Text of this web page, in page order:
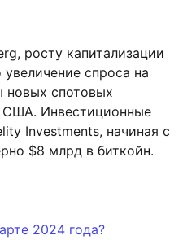
росту капитализации
спроса на
новых спотовых
Инвестиционные
Investments, начиная с
$8 млрд в биткойн.
2024 года?